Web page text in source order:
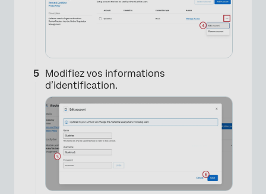
Modifiez vos informations
d’identification.